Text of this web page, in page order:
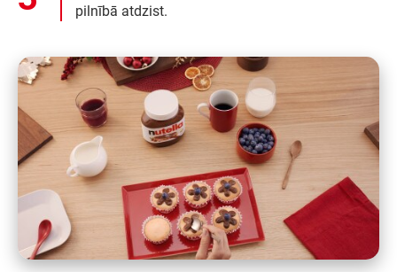
pilnībā atdzist.